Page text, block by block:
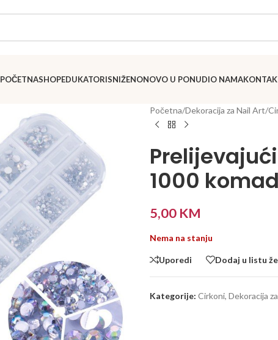
POČETNASHOPEDUKATORISNIŽENONOVO U PONUDIO NAMA
Početna/Dekoracija za Nail Art/
1000
5,00 KM
Nema na stanju
Uporedi Dodaj u listu
Kategorije: Cirkoni, Dekoracija